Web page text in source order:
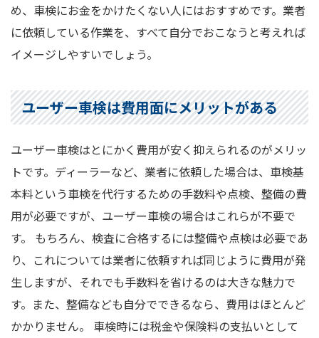
め、車検にお金をかけたくない人にはおすすめです。業者
に依頼している作業を、すべて自分でおこなうと考えれば
イメージしやすいでしょう。
ユーザー車検は費用面にメリットがある
ユーザー車検はとにかく費用が安く抑えられるのがメリッ
トです。ディーラーなど、業者に依頼した場合は、車検基
本料という車検を代行するための手数料や点検、整備の費
用が必要ですが、ユーザー車検の場合はこれらが不要で
す。 もちろん、検査に合格するには整備や点検は必要であ
り、これについては業者に依頼すれば同じように費用が発
生しますが、それでも手数料を省けるのは大きな魅力で
す。また、整備なども自分でできるなら、費用はほとんど
かかりません。 車検時には税金や保険料の支払いとして